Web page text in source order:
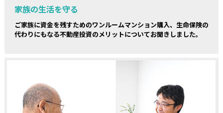
家族の生活を守る
ご家族に資金を残すためのワンルームマンション購入、生命保険の
代わりにもなる不動産投資のメリットについてお聞きしました。